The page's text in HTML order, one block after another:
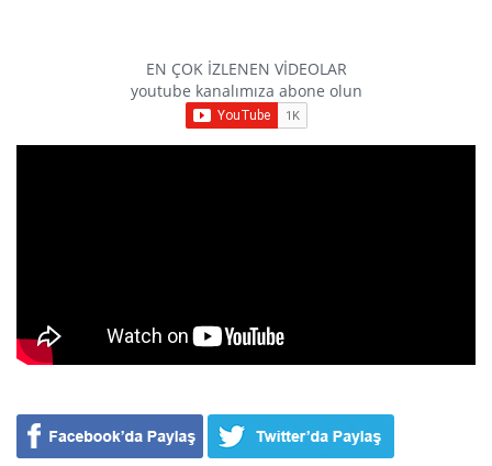
EN ÇOK İZLENEN VİDEOLAR
youtube kanalımıza abone olun